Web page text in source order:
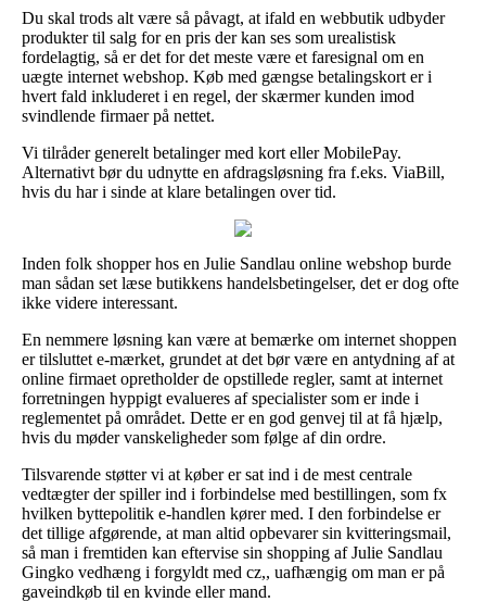
Du skal trods alt være så påvagt, at ifald en webbutik udbyder
produkter til salg for en pris der kan ses som urealistisk
fordelagtig, så er det for det meste være et faresignal om en
uægte internet webshop. Køb med gængse betalingskort er i
hvert fald inkluderet i en regel, der skærmer kunden imod
svindlende firmaer på nettet.
Vi tilråder generelt betalinger med kort eller MobilePay.
Alternativt bør du udnytte en afdragsløsning fra f.eks. ViaBill,
hvis du har i sinde at klare betalingen over tid.
Inden folk shopper hos en Julie Sandlau online webshop burde
man sådan set læse butikkens handelsbetingelser, det er dog ofte
ikke videre interessant.
En nemmere løsning kan være at bemærke om internet shoppen
er tilsluttet e-mærket, grundet at det bør være en antydning af at
online firmaet opretholder de opstillede regler, samt at internet
forretningen hyppigt evalueres af specialister som er inde i
reglementet på området. Dette er en god genvej til at få hjælp,
hvis du møder vanskeligheder som følge af din ordre.
Tilsvarende støtter vi at køber er sat ind i de mest centrale
vedtægter der spiller ind i forbindelse med bestillingen, som fx
hvilken byttepolitik e-handlen kører med. I den forbindelse er
det tillige afgørende, at man altid opbevarer sin kvitteringsmail,
så man i fremtiden kan eftervise sin shopping af Julie Sandlau
Gingko vedhæng i forgyldt med cz,, uafhængig om man er på
gaveindkøb til en kvinde eller mand.